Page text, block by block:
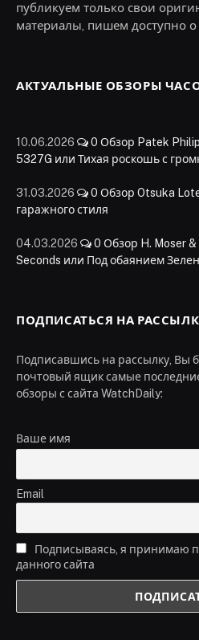
публикуем только свои
материалы, пишем доступно
АКТУАЛЬНЫЕ ОБЗОРЫ
10.06.2026 0 Обзор Patek
5327G или Тихая роскошь с
31.03.2026 0 Обзор Otsuka
гаражного стиля
04.03.2026 0 Обзор H. Moser
Seconds или Под обаянием
ПОДПИСАТЬСЯ НА
Подписавшись на рассылку, Вы
почтовый ящик самые
обзоры с сайта WatchDaily:
Ваше имя
Email
Подписываясь, я принимаю
данного сайта